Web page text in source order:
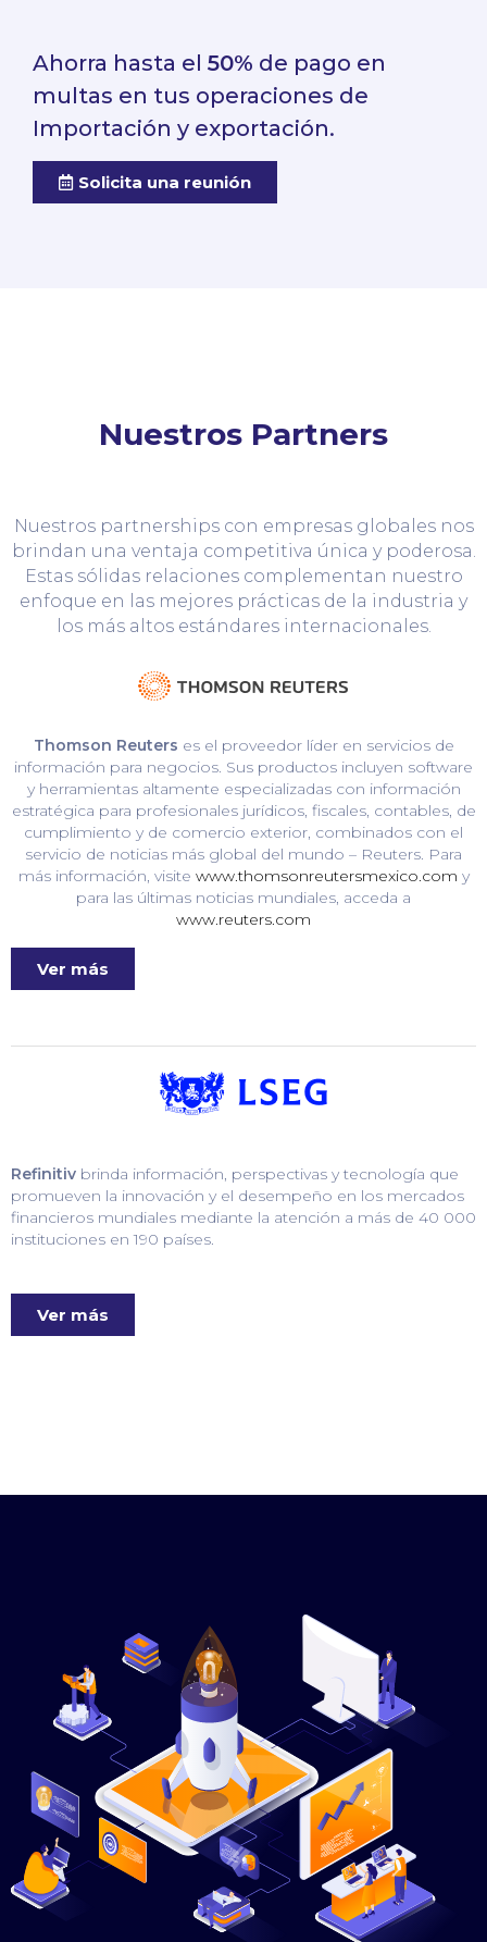
Ahorra hasta el 50% de pago en
multas en tus operaciones de
Importación y exportación.
Solicita una reunión
Nuestros Partners
Nuestros partnerships con empresas globales nos
brindan una ventaja competitiva única y poderosa.
Estas sólidas relaciones complementan nuestro
enfoque en las mejores prácticas de la industria y
los más altos estándares internacionales.
Thomson Reuters es el proveedor líder en servicios de
información para negocios. Sus productos incluyen software
y herramientas altamente especializadas con información
estratégica para profesionales jurídicos, fiscales, contables, de
cumplimiento y de comercio exterior, combinados con el
servicio de noticias más global del mundo – Reuters. Para
más información, visite www.thomsonreutersmexico.com y
para las últimas noticias mundiales, acceda a
www.reuters.com
Ver más
Refinitiv brinda información, perspectivas y tecnología que
promueven la innovación y el desempeño en los mercados
financieros mundiales mediante la atención a más de 40 000
instituciones en 190 países.
Ver más